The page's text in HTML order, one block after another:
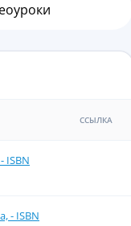
ССЫЛКА
ISBN
- ISBN